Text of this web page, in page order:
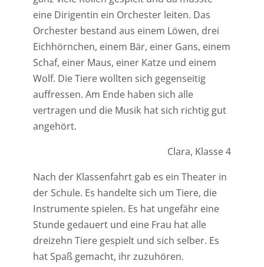
eine Dirigentin ein Orchester leiten. Das
Orchester bestand aus einem Löwen, drei
Eichhörnchen, einem Bär, einer Gans, einem
Schaf, einer Maus, einer Katze und einem
Wolf. Die Tiere wollten sich gegenseitig
auffressen. Am Ende haben sich alle
vertragen und die Musik hat sich richtig gut
angehört.
Clara, Klasse 4
Nach der Klassenfahrt gab es ein Theater in
der Schule. Es handelte sich um Tiere, die
Instrumente spielen. Es hat ungefähr eine
Stunde gedauert und eine Frau hat alle
dreizehn Tiere gespielt und sich selber. Es
hat Spaß gemacht, ihr zuzuhören.